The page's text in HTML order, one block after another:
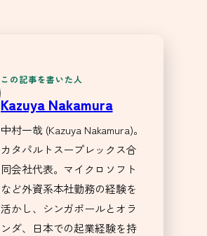
この記事を書いた人
Kazuya Nakamura
中村一哉 (Kazuya Nakamura)。
カタパルトスープレックス合
同会社代表。マイクロソフト
など外資系本社勤務の経験を
活かし、シンガポールとオラ
ンダ、日本での起業経験を持